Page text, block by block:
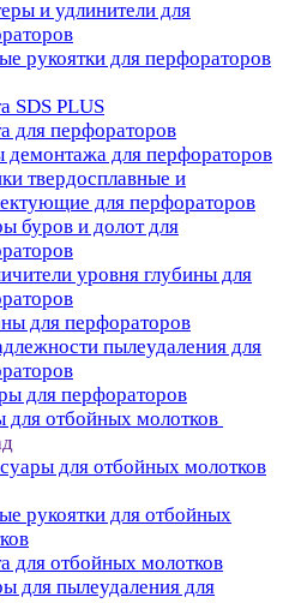
и удлинители для
рукоятки для перфораторов
SDS PLUS
для перфораторов
демонтажа для перфораторов
твердосплавные и
для перфораторов
буров и долот для
уровня глубины для
для перфораторов
пылеудаления для
для перфораторов
для отбойных молотков
для отбойных молотков
рукоятки для отбойных
для отбойных молотков
для пылеудаления для